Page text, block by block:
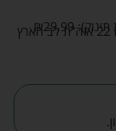
תינוק): ₪29.99
איסוף עצמי ללא עלות מרחוב הדקלים 22 אזה"ת לב הארץ